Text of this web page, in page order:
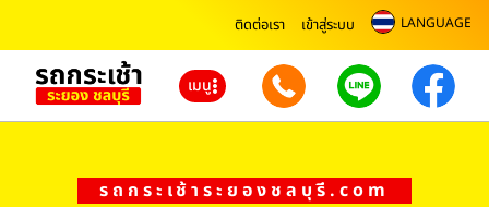
ติดต่อเรา เข้าสู่ระบบ LANGUAGE
เมนู
รถกระเช้าระยองชลบุรี.com